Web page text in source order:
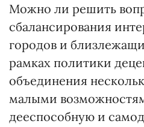
Можно ли решить
сбалансирования
городов и
рамках политики
объединения
малыми
дееспособную и